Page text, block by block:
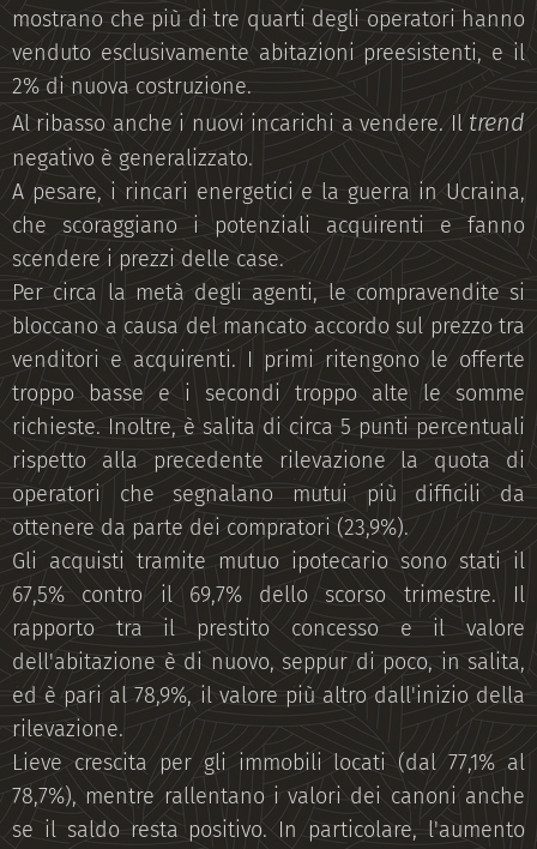
mostrano che più di tre quarti degli operatori hanno
venduto esclusivamente abitazioni preesistenti, e il
2% di nuova costruzione.
Al ribasso anche i nuovi incarichi a vendere. Il trend
negativo è generalizzato.
A pesare, i rincari energetici e la guerra in Ucraina,
che scoraggiano i potenziali acquirenti e fanno
scendere i prezzi delle case.
Per circa la metà degli agenti, le compravendite si
bloccano a causa del mancato accordo sul prezzo tra
venditori e acquirenti. I primi ritengono le offerte
troppo basse e i secondi troppo alte le somme
richieste. Inoltre, è salita di circa 5 punti percentuali
rispetto alla precedente rilevazione la quota di
operatori che segnalano mutui più difficili da
ottenere da parte dei compratori (23,9%).
Gli acquisti tramite mutuo ipotecario sono stati il
67,5% contro il 69,7% dello scorso trimestre. Il
rapporto tra il prestito concesso e il valore
dell'abitazione è di nuovo, seppur di poco, in salita,
ed è pari al 78,9%, il valore più altro dall'inizio della
rilevazione.
Lieve crescita per gli immobili locati (dal 77,1% al
78,7%), mentre rallentano i valori dei canoni anche
se il saldo resta positivo. In particolare, l'aumento